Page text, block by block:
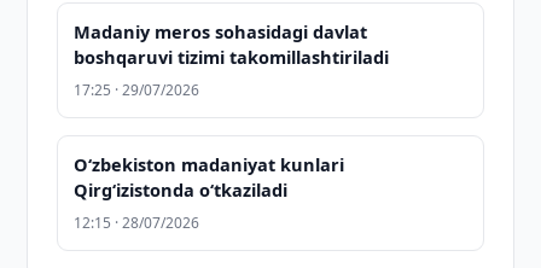
Madaniy meros sohasidagi davlat
boshqaruvi tizimi takomillashtiriladi
17:25 · 29/07/2026
O‘zbekiston madaniyat kunlari
Qirg‘izistonda o‘tkaziladi
12:15 · 28/07/2026